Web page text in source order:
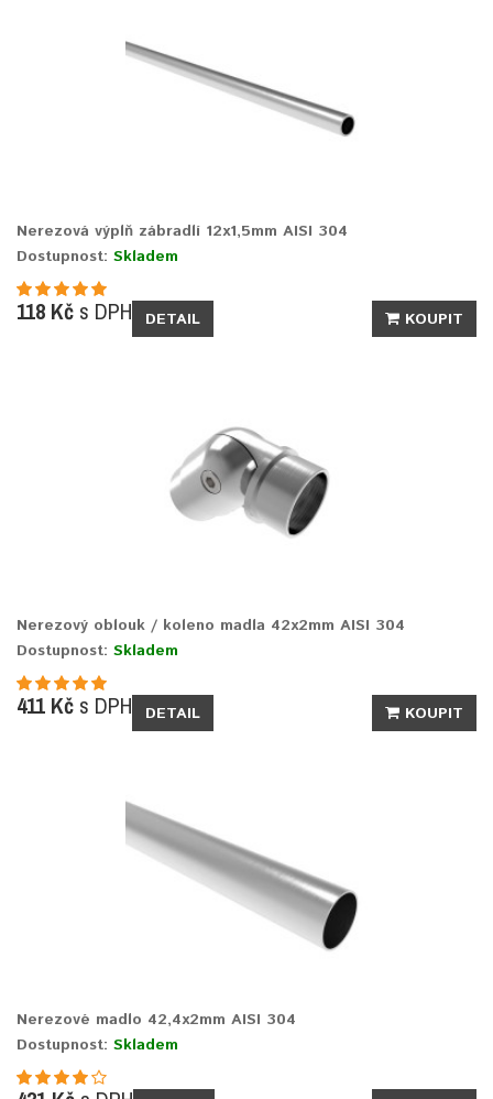
Nerezová výplň zábradlí 12x1,5mm AISI 304
Dostupnost: Skladem
118 Kč s DPH DETAIL KOUPIT
Nerezový oblouk / koleno madla 42x2mm AISI 304
Dostupnost: Skladem
411 Kč s DPH DETAIL KOUPIT
Nerezové madlo 42,4x2mm AISI 304
Dostupnost: Skladem